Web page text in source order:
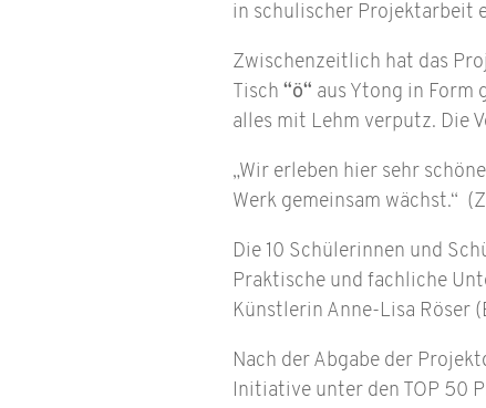
in schulischer Projektarbeit
Zwischenzeitlich hat das
Tisch “ö“ aus Ytong in Form
alles mit Lehm verputz. Die
„Wir erleben hier sehr
Werk gemeinsam wächst.“
Die 10 Schülerinnen und
Praktische und fachliche
Künstlerin Anne-Lisa Röser
Nach der Abgabe der
Initiative unter den TOP 50